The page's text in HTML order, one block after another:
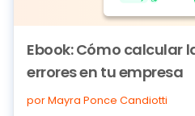
Ebook: Cómo calcular
errores en tu empresa
por Mayra Ponce Candiotti